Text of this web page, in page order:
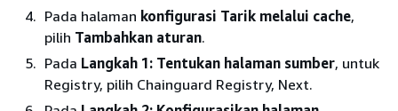
Pada halaman konfigurasi Tarik melalui cache,
pilih Tambahkan aturan.
Pada Langkah 1: Tentukan halaman sumber, untuk
Registry, pilih Chainguard Registry, Next.